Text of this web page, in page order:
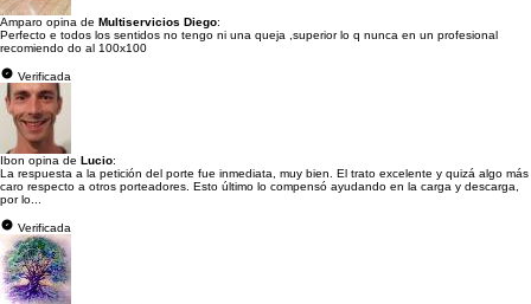
Amparo opina de Multiservicios Diego:
Perfecto e todos los sentidos no tengo ni una queja ,superior lo q nunca en un profesional
recomiendo do al 100x100
Verificada
Ibon opina de Lucio:
La respuesta a la petición del porte fue inmediata, muy bien. El trato excelente y quizá algo más
caro respecto a otros porteadores. Esto último lo compensó ayudando en la carga y descarga,
por lo...
Verificada